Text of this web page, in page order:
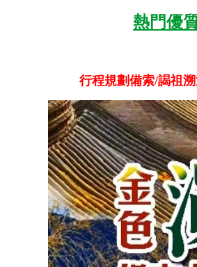
熱門優
行程規劃備索/謁祖